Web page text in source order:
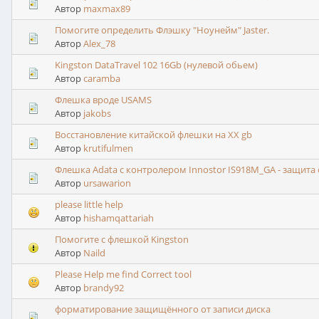
Автор maxmax89
Помогите определить Флэшку "Ноунейм" Jaster.
АвторAlex_78
Kingston DataTravel 102 16Gb (нулевой обьем)
Авторcaramba
Флешка вроде USAMS
Автор jakobs
Восстановление китайской флешки на XX gb
Автор krutifulmen
Флешка Adata c контролером Innostor IS918M_GA - защита
Автор ursawarion
please little help
Автор hishamqattariah
Помогите с флешкой Kingston
Автор Naild
Please Help me find Correct tool
Автор brandy92
форматирование защищённого от записи диска